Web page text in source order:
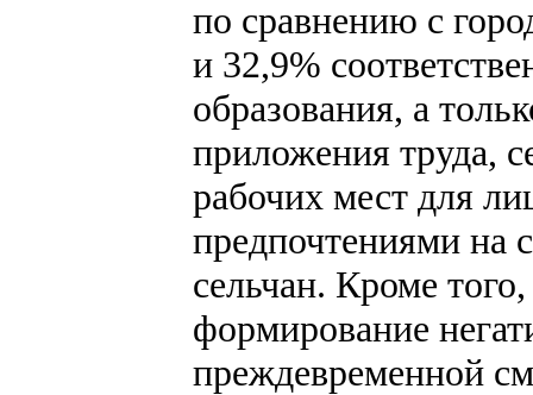
по сравнению с
и 32,9%
образования, а
приложения труда,
рабочих мест для
предпочтениями на
сельчан. Кроме
формирование
преждевременной